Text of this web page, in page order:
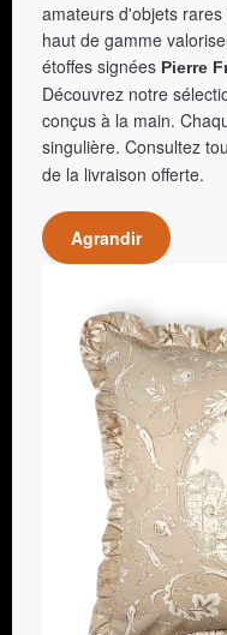
amateurs d'objets
haut de gamme
étoffes signées Pierre
Découvrez notre
conçus à la main.
singulière. Consultez
de la livraison offerte.
Agrandir